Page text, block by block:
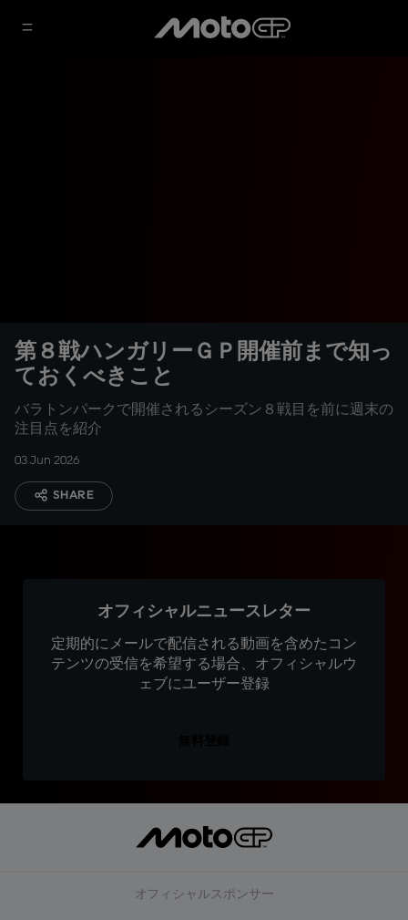
第８戦ハンガリーＧＰ開催前まで知っ
ておくべきこと
バラトンパークで開催されるシーズン８戦目を前に週末の
注目点を紹介
03 Jun 2026
SHARE
オフィシャルニュースレター
定期的にメールで配信される動画を含めたコン
テンツの受信を希望する場合、オフィシャルウ
ェブにユーザー登録
オフィシャルスポンサー